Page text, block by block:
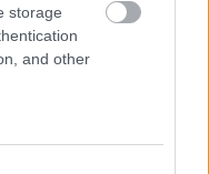
storage
and other
óta karmesterkedik
az ...